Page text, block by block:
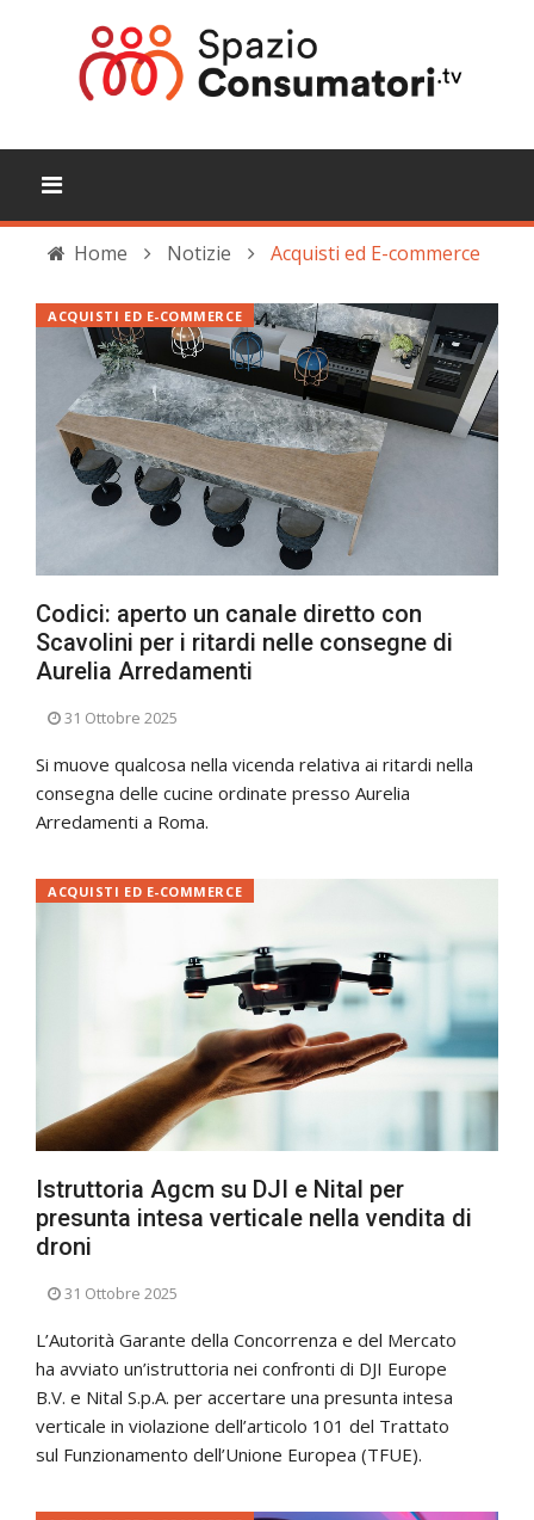
Home Notizie Acquisti ed E-commerce
Codici: aperto un canale diretto con
Scavolini per i ritardi nelle consegne di
Aurelia Arredamenti
ACQUISTI ED E-COMMERCE
31 Ottobre 2025
Si muove qualcosa nella vicenda relativa ai ritardi nella
consegna delle cucine ordinate presso Aurelia
Arredamenti a Roma.
Istruttoria Agcm su DJI e Nital per
presunta intesa verticale nella vendita di
droni
ACQUISTI ED E-COMMERCE
31 Ottobre 2025
L’Autorità Garante della Concorrenza e del Mercato
ha avviato un’istruttoria nei confronti di DJI Europe
B.V. e Nital S.p.A. per accertare una presunta intesa
verticale in violazione dell’articolo 101 del Trattato
sul Funzionamento dell’Unione Europea (TFUE).